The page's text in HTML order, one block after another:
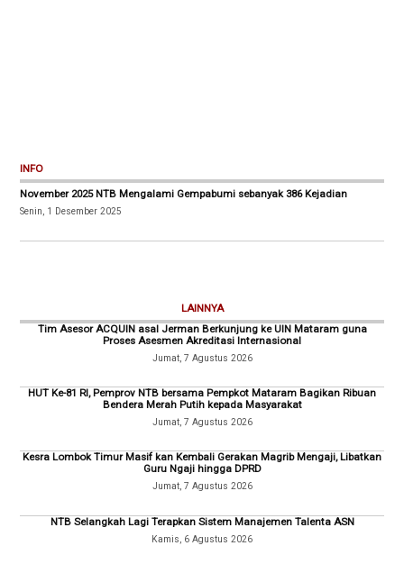
INFO
November 2025 NTB Mengalami Gempabumi sebanyak 386 Kejadian
Senin, 1 Desember 2025
LAINNYA
Tim Asesor ACQUIN asal Jerman Berkunjung ke UIN Mataram guna
Proses Asesmen Akreditasi Internasional
Jumat, 7 Agustus 2026
HUT Ke-81 RI, Pemprov NTB bersama Pempkot Mataram Bagikan Ribuan
Bendera Merah Putih kepada Masyarakat
Jumat, 7 Agustus 2026
Kesra Lombok Timur Masif kan Kembali Gerakan Magrib Mengaji, Libatkan
Guru Ngaji hingga DPRD
Jumat, 7 Agustus 2026
NTB Selangkah Lagi Terapkan Sistem Manajemen Talenta ASN
Kamis, 6 Agustus 2026